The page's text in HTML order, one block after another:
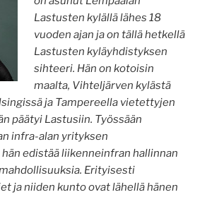
Lastusten kylällä lähes 18
vuoden ajan ja on tällä hetkellä
Lastusten kyläyhdistyksen
sihteeri. Hän on kotoisin
maalta, Vihteljärven kylästä
ja Tampereella vietettyjen
päätyi Lastusiin. Työssään
infra-alan yrityksen
edistää liikenneinfran hallinnan
Erityisesti
ja niiden kunto ovat lähellä hänen